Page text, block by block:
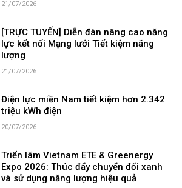
21/07/2026
[TRỰC TUYẾN] Diễn đàn nâng cao năng
lực kết nối Mạng lưới Tiết kiệm năng
lượng
21/07/2026
Điện lực miền Nam tiết kiệm hơn 2.342
triệu kWh điện
20/07/2026
Triển lãm Vietnam ETE & Greenergy
Expo 2026: Thúc đẩy chuyển đổi xanh
và sử dụng năng lượng hiệu quả